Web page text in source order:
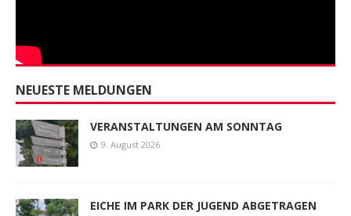
NEUESTE MELDUNGEN
VERANSTALTUNGEN AM SONNTAG
9. August 2026
EICHE IM PARK DER JUGEND ABGETRAGEN